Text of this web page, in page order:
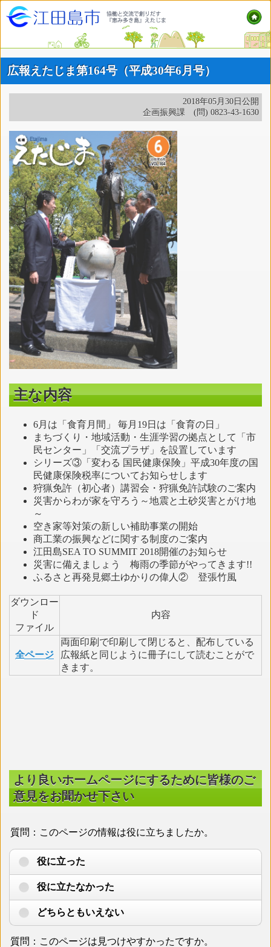
広報えたじま第164号（平成30年6月号）
2018年05月30日公開
企画振興課 (問) 0823-43-1630
主な内容
6月は「食育月間」 毎月19日は「食育の日」
まちづくり・地域活動・生涯学習の拠点として「市
民センター」「交流プラザ」を設置しています
シリーズ③「変わる 国民健康保険」平成30年度の国
民健康保険税率についてお知らせします
狩猟免許（初心者）講習会・狩猟免許試験のご案内
災害からわが家を守ろう～地震と土砂災害とがけ地
～
空き家等対策の新しい補助事業の開始
商工業の振興などに関する制度のご案内
江田島SEA TO SUMMIT 2018開催のお知らせ
災害に備えましょう 梅雨の季節がやってきます!!
ふるさと再発見郷土ゆかりの偉人② 登張竹風
ダウンロー
ド
ファイル
内容
全ページ
両面印刷で印刷して閉じると、配布している
広報紙と同じように冊子にして読むことがで
きます。
より良いホームページにするために皆様のご
意見をお聞かせ下さい
質問：このページの情報は役に立ちましたか。
役に立った
役に立たなかった
どちらともいえない
質問：このページは見つけやすかったですか。